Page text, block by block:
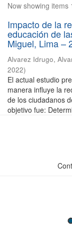
Now showing items
Impacto de la
educación de
Miguel, Lima –
Alvarez Idrugo,
2022)
El actual estudio
manera influye la
de los ciudadanos
objetivo fue: